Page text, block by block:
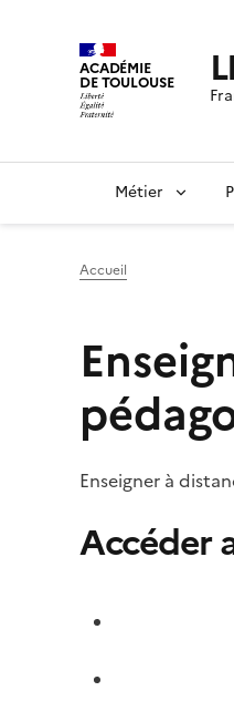
ACADÉMIE
DE TOULOUSE
Métier
Accueil
Enseigner à
Accéder